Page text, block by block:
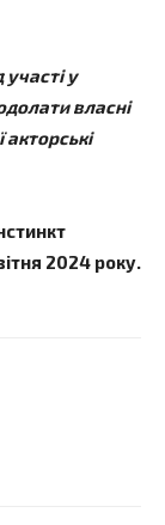
у
власні
акторські
2024 року.